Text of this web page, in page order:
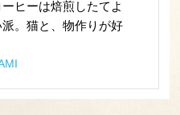
ヒーは焙煎したてよ
。猫と、物作りが好